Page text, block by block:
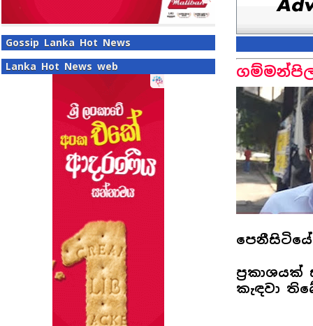
Gossip Lanka Hot News
Lanka Hot News web
කැඳවා